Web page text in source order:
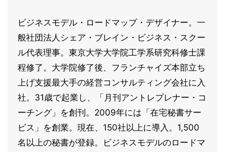
ビジネスモデル・ロードマップ・デザイナー。一
般社団法人シェア・ブレイン・ビジネス・スクー
ル代表理事。東京大学大学院工学系研究科修士課
程修了。大学院修了後、フランチャイズ本部立ち
上げ支援最大手の経営コンサルティング会社に入
社。31歳で起業し、「月刊アントレプレナー・コ
ーチング」を創刊。2009年には「在宅秘書サー
ビス」を創業。現在、150社以上に導入。1,500
名以上の秘書が登録。ビジネスモデルのロードマ